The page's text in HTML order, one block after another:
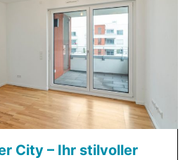
City – Ihr stilvoller